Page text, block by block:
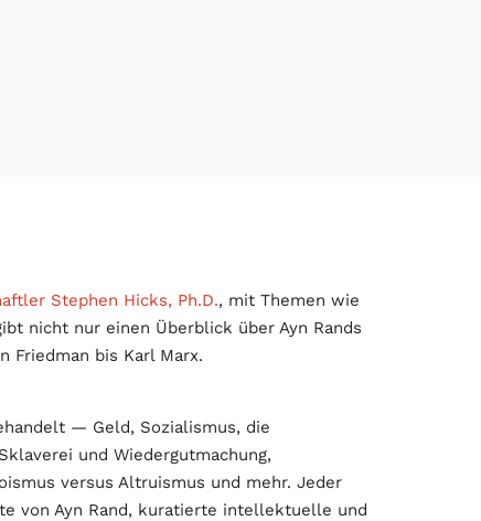
Stephen Hicks, Ph.D., mit Themen wie
nicht nur einen Überblick über Ayn Rands
bis Karl Marx.
— Geld, Sozialismus, die
und Wiedergutmachung,
versus Altruismus und mehr. Jeder
von Ayn Rand, kuratierte intellektuelle und